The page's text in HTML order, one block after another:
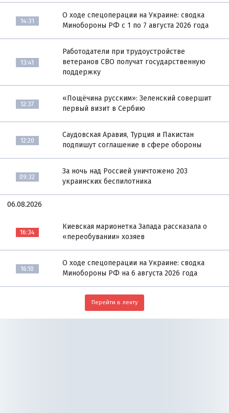
14:31
О ходе спецоперации на Украине: сводка
Минобороны РФ с 1 по 7 августа 2026 года
13:41
Работодатели при трудоустройстве
ветеранов СВО получат государственную
поддержку
12:37
«Пощёчина русским»: Зеленский совершит
первый визит в Сербию
12:20
Саудовская Аравия, Турция и Пакистан
подпишут соглашение в сфере обороны
09:32
За ночь над Россией уничтожено 203
украинских беспилотника
06.08.2026
16:34
Киевская марионетка Запада рассказала о
«переобувании» хозяев
16:10
О ходе спецоперации на Украине: сводка
Минобороны РФ на 6 августа 2026 года
Перейти в ленту